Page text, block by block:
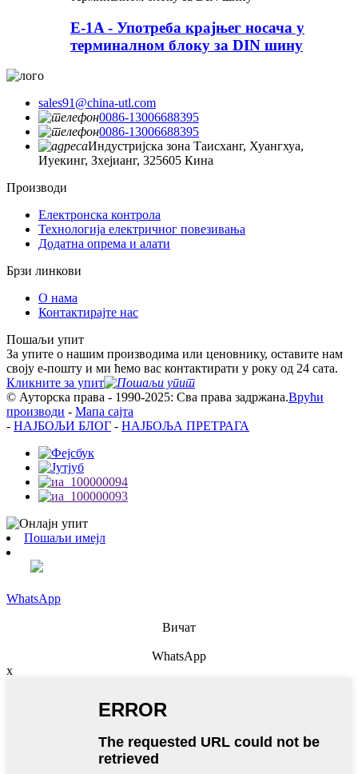
E-1A - Употреба крајњег носача у
терминалном блоку за DIN шину
sales91@china-utl.com
0086-13006688395
0086-13006688395
Индустријска зона Таисханг, Хуангхуа,
Иуекинг, Зхејианг, 325605 Кина
Производи
Електронска контрола
Технологија електричног повезивања
Додатна опрема и алати
Брзи линкови
О нама
Контактирајте нас
Пошаљи упит
За упите о нашим производима или ценовнику, оставите нам
своју е-пошту и ми ћемо вас контактирати у року од 24 сата.
Кликните за упит
© Ауторска права - 1990-2025: Сва права задржана.Врући
производи - Мапа сајта
- НАЈБОЉИ БЛОГ - НАЈБОЉА ПРЕТРАГА
Пошаљи имејл
WhatsApp
Вичат
WhatsApp
x